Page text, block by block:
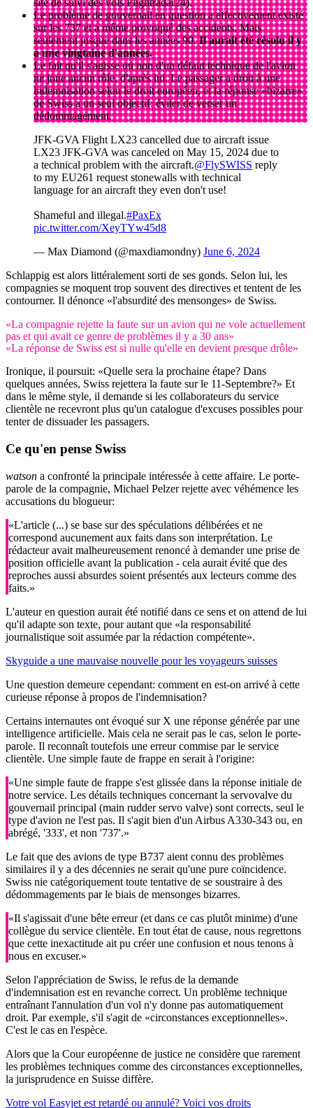
site de suivi des vols Flightradar24).
Le problème de gouvernail en question a effectivement existé
sur les 737 et a même provoqué des accidents. Mais
seulement jusque dans les années 90.Il aurait été résolu il y
a une vingtaine d'années.
Le fait qu'il s'agisse ou non d'un défaut technique de l'avion
ne joue aucun rôle, d'après lui. Le passager a droit à une
indemnisation selon le droit européen, et la réponse «bizarre»
de Swiss a un seul objectif: éviter de verser un
dédommagement.
JFK-GVA Flight LX23 cancelled due to aircraft issue
LX23 JFK-GVA was canceled on May 15, 2024 due to
a technical problem with the aircraft.@FlySWISS reply
to my EU261 request stonewalls with technical
language for an aircraft they even don't use!
Shameful and illegal.#PaxEx
pic.twitter.com/XeyTYw45d8
— Max Diamond (@maxdiamondny) June 6, 2024
Schlappig est alors littéralement sorti de ses gonds. Selon lui, les
compagnies se moquent trop souvent des directives et tentent de les
contourner. Il dénonce «l'absurdité des mensonges» de Swiss.
«La compagnie rejette la faute sur un avion qui ne vole actuellement
pas et qui avait ce genre de problèmes il y a 30 ans»
«La réponse de Swiss est si nulle qu'elle en devient presque drôle»
Ironique, il poursuit: «Quelle sera la prochaine étape? Dans
quelques années, Swiss rejettera la faute sur le 11-Septembre?» Et
dans le même style, il demande si les collaborateurs du service
clientèle ne recevront plus qu'un catalogue d'excuses possibles pour
tenter de dissuader les passagers.
Ce qu'en pense Swiss
watson a confronté la principale intéressée à cette affaire. Le porte-
parole de la compagnie, Michael Pelzer rejette avec véhémence les
accusations du blogueur:
«L'article (...) se base sur des spéculations délibérées et ne
correspond aucunement aux faits dans son interprétation. Le
rédacteur avait malheureusement renoncé à demander une prise de
position officielle avant la publication - cela aurait évité que des
reproches aussi absurdes soient présentés aux lecteurs comme des
faits.»
L'auteur en question aurait été notifié dans ce sens et on attend de lui
qu'il adapte son texte, pour autant que «la responsabilité
journalistique soit assumée par la rédaction compétente».
Skyguide a une mauvaise nouvelle pour les voyageurs suisses
Une question demeure cependant: comment en est-on arrivé à cette
curieuse réponse à propos de l'indemnisation?
Certains internautes ont évoqué sur X une réponse générée par une
intelligence artificielle. Mais cela ne serait pas le cas, selon le porte-
parole. Il reconnaît toutefois une erreur commise par le service
clientèle. Une simple faute de frappe en serait à l'origine:
«Une simple faute de frappe s'est glissée dans la réponse initiale de
notre service. Les détails techniques concernant la servovalve du
gouvernail principal (main rudder servo valve) sont corrects, seul le
type d'avion ne l'est pas. Il s'agit bien d'un Airbus A330-343 ou, en
abrégé, '333', et non '737'.»
Le fait que des avions de type B737 aient connu des problèmes
similaires il y a des décennies ne serait qu'une pure coïncidence.
Swiss nie catégoriquement toute tentative de se soustraire à des
dédommagements par le biais de mensonges bizarres.
«Il s'agissait d'une bête erreur (et dans ce cas plutôt minime) d'une
collègue du service clientèle. En tout état de cause, nous regrettons
que cette inexactitude ait pu créer une confusion et nous tenons à
nous en excuser.»
Selon l'appréciation de Swiss, le refus de la demande
d'indemnisation est en revanche correct. Un problème technique
entraînant l'annulation d'un vol n'y donne pas automatiquement
droit. Par exemple, s'il s'agit de «circonstances exceptionnelles».
C'est le cas en l'espèce.
Alors que la Cour européenne de justice ne considère que rarement
les problèmes techniques comme des circonstances exceptionnelles,
la jurisprudence en Suisse diffère.
Votre vol Easyjet est retardé ou annulé? Voici vos droits